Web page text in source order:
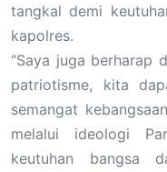
tangkal demi
kapolres.
“Saya juga berharap
patriotisme, kita
semangat
melalui ideologi
keutuhan bangsa